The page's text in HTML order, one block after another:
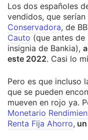
Los dos españoles
vendidos, que serían
Conservadora, de
Cauto (que antes
insignia de Bankia),
este 2022. Casi lo
Pero es que incluso
que se pueden
mueven en rojo ya.
Monetario
Renta Fija Ahorro,